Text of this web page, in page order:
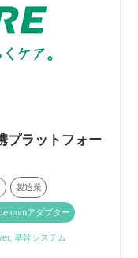
プラットフォー
製造業
アダプター
基幹システム